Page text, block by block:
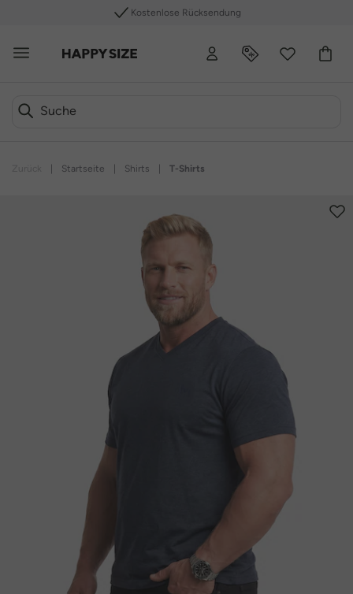
Kostenlose Rücksendung
Startseite Shirts T-Shirts